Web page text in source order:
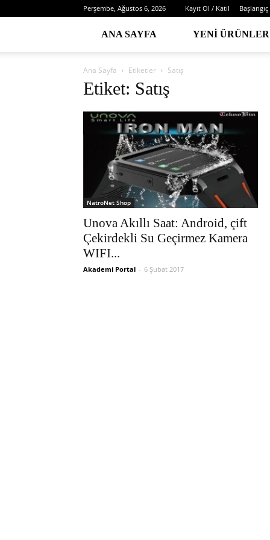
Perşembe, Ağustos 6, 2026 Kayıt Ol / Katıl Başlangıç
ANA SAYFA YENI ÜRÜNLER
Ana Sayfa Etiketler Satış
Etiket: Satış
NatroNet Shop
Unova Akıllı Saat: Android, çift
Çekirdekli Su Geçirmez Kamera
WIFI...
Akademi Portal - 6 Şubat 2017